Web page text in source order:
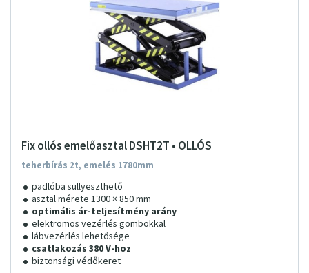
Fix ollós emelőasztal DSHT2T • OLLÓS
teherbírás 2t, emelés 1780mm
padlóba süllyeszthető
asztal mérete 1300 × 850 mm
optimális ár-teljesítmény arány
elektromos vezérlés gombokkal
lábvezérlés lehetősége
csatlakozás 380 V-hoz
biztonsági védőkeret